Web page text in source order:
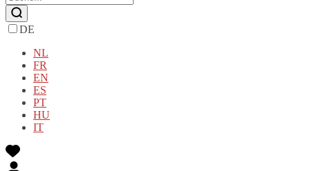
DE
NL
FR
EN
ES
PT
HU
IT